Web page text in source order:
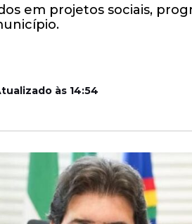
em projetos sociais,
às 14:54